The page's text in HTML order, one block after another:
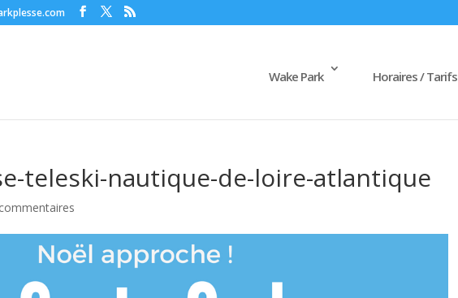
Wake Park Horaires / Tarifs
teleski-nautique-de-loire-atlantique